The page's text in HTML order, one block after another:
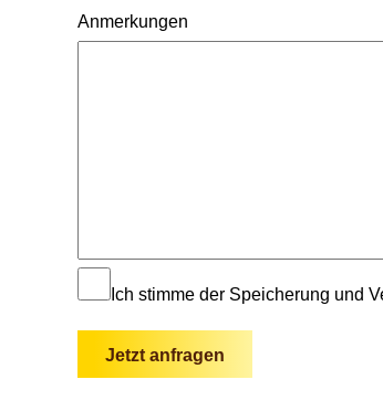
Anmerkungen
Ich stimme der Speicherung und
Jetzt anfragen